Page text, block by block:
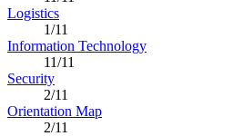
Logistics
1/11
Information Technology
11/11
Security
2/11
Orientation Map
2/11